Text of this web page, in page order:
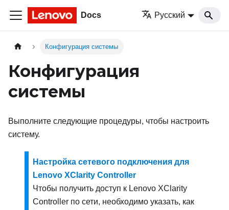
Docs Русский
Конфигурация системы
Конфигурация
системы
Выполните следующие процедуры, чтобы настроить
систему.
Настройка сетевого подключения для
Lenovo XClarity Controller
Чтобы получить доступ к Lenovo XClarity
Controller по сети, необходимо указать, как